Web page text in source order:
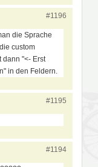
#1196
die Sprache
custom
dann "<- Erst
in den Feldern.
#1195
#1194